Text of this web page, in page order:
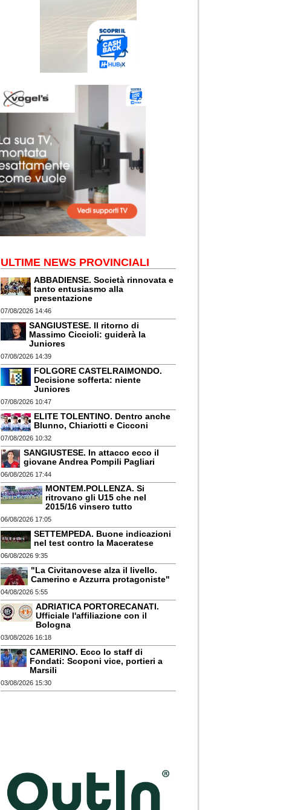
ULTIME NEWS PROVINCIALI
ABBADIENSE. Società rinnovata e
tanto entusiasmo alla
presentazione
07/08/2026 14:46
SANGIUSTESE. Il ritorno di
Massimo Ciccioli: guiderà la
Juniores
07/08/2026 14:39
FOLGORE CASTELRAIMONDO.
Decisione sofferta: niente
Juniores
07/08/2026 10:47
ELITE TOLENTINO. Dentro anche
Blunno, Chiariotti e Cicconi
07/08/2026 10:32
SANGIUSTESE. In attacco ecco il
giovane Andrea Pompili Pagliari
06/08/2026 17:44
MONTEM.POLLENZA. Si
ritrovano gli U15 che nel
2015/16 vinsero tutto
06/08/2026 17:05
SETTEMPEDA. Buone indicazioni
nel test contro la Maceratese
06/08/2026 9:35
"La Civitanovese alza il livello.
Camerino e Azzurra protagoniste"
04/08/2026 5:55
ADRIATICA PORTORECANATI.
Ufficiale l'affiliazione con il
Bologna
03/08/2026 16:18
CAMERINO. Ecco lo staff di
Fondati: Scoponi vice, portieri a
Marsili
03/08/2026 15:30